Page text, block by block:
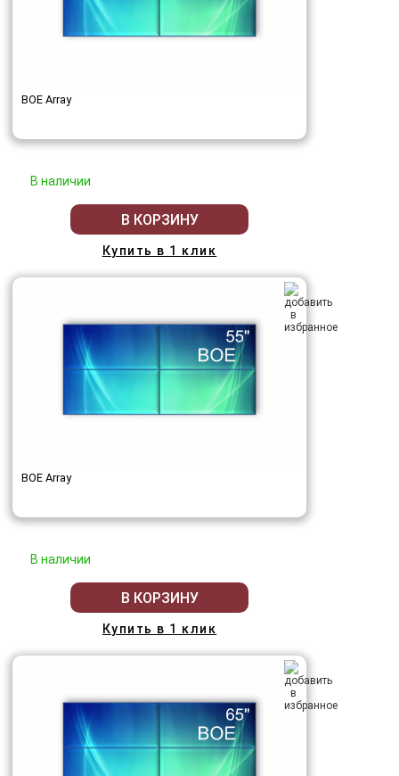
BOE Array
В наличии
В КОРЗИНУ
Купить в 1 клик
BOE Array
В наличии
В КОРЗИНУ
Купить в 1 клик